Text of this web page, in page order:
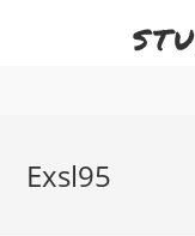
Exsl95